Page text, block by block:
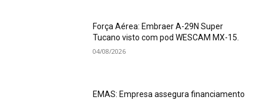
Força Aérea: Embraer A-29N Super
Tucano visto com pod WESCAM MX-15.
04/08/2026
EMAS: Empresa assegura financiamento